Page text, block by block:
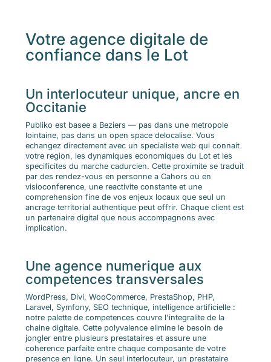
Votre agence digitale de
confiance dans le Lot
Un interlocuteur unique, ancre en
Occitanie
Publiko est basee a Beziers — pas dans une metropole
lointaine, pas dans un open space delocalise. Vous
echangez directement avec un specialiste web qui connait
votre region, les dynamiques economiques du Lot et les
specificites du marche cadurcien. Cette proximite se traduit
par des rendez-vous en personne a Cahors ou en
visioconference, une reactivite constante et une
comprehension fine de vos enjeux locaux que seul un
ancrage territorial authentique peut offrir. Chaque client est
un partenaire digital que nous accompagnons avec
implication.
Une agence numerique aux
competences transversales
WordPress, Divi, WooCommerce, PrestaShop, PHP,
Laravel, Symfony, SEO technique, intelligence artificielle :
notre palette de competences couvre l'integralite de la
chaine digitale. Cette polyvalence elimine le besoin de
jongler entre plusieurs prestataires et assure une
coherence parfaite entre chaque composante de votre
presence en ligne. Un seul interlocuteur, un prestataire